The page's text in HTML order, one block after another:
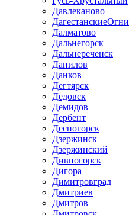
Давлеканово
ДагестанскиеОгни
Далматово
Дальнегорск
Дальнереченск
Данилов
Данков
Дегтярск
Дедовск
Демидов
Дербент
Десногорск
Дзержинск
Дзержинский
Дивногорск
Дигора
Димитровград
Дмитриев
Дмитров